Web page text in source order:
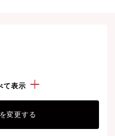
て表示
変更する